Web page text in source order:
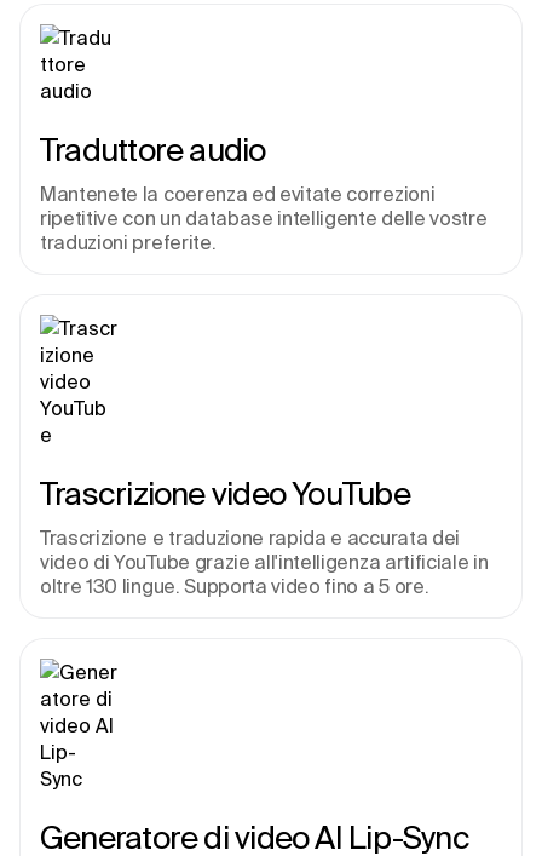
Traduttore audio
Mantenete la coerenza ed evitate correzioni
ripetitive con un database intelligente delle vostre
traduzioni preferite.
Trascrizione video YouTube
Trascrizione e traduzione rapida e accurata dei
video di YouTube grazie all'intelligenza artificiale in
oltre 130 lingue. Supporta video fino a 5 ore.
Generatore di video AI Lip-Sync